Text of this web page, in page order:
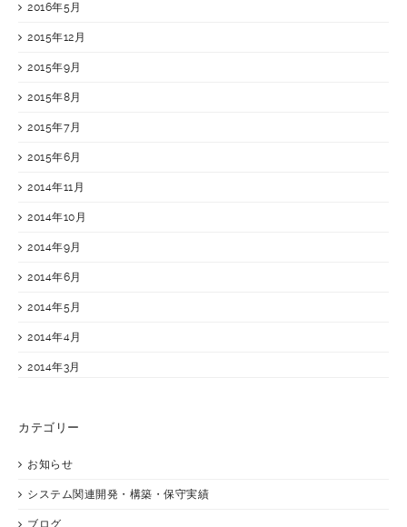
2016年5月
2015年12月
2015年9月
2015年8月
2015年7月
2015年6月
2014年11月
2014年10月
2014年9月
2014年6月
2014年5月
2014年4月
2014年3月
カテゴリー
お知らせ
システム関連開発・構築・保守実績
ブログ